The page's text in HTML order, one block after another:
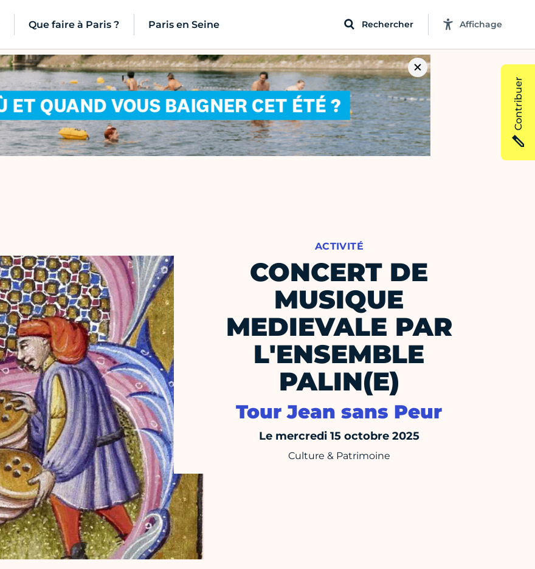
Que faire à Paris ? Paris en Seine Rechercher Affichage
ACTIVITÉ
CONCERT DE
MUSIQUE
MEDIEVALE PAR
L'ENSEMBLE
PALIN(E)
Tour Jean sans Peur
Le mercredi 15 octobre 2025
Culture & Patrimoine
Contribuer